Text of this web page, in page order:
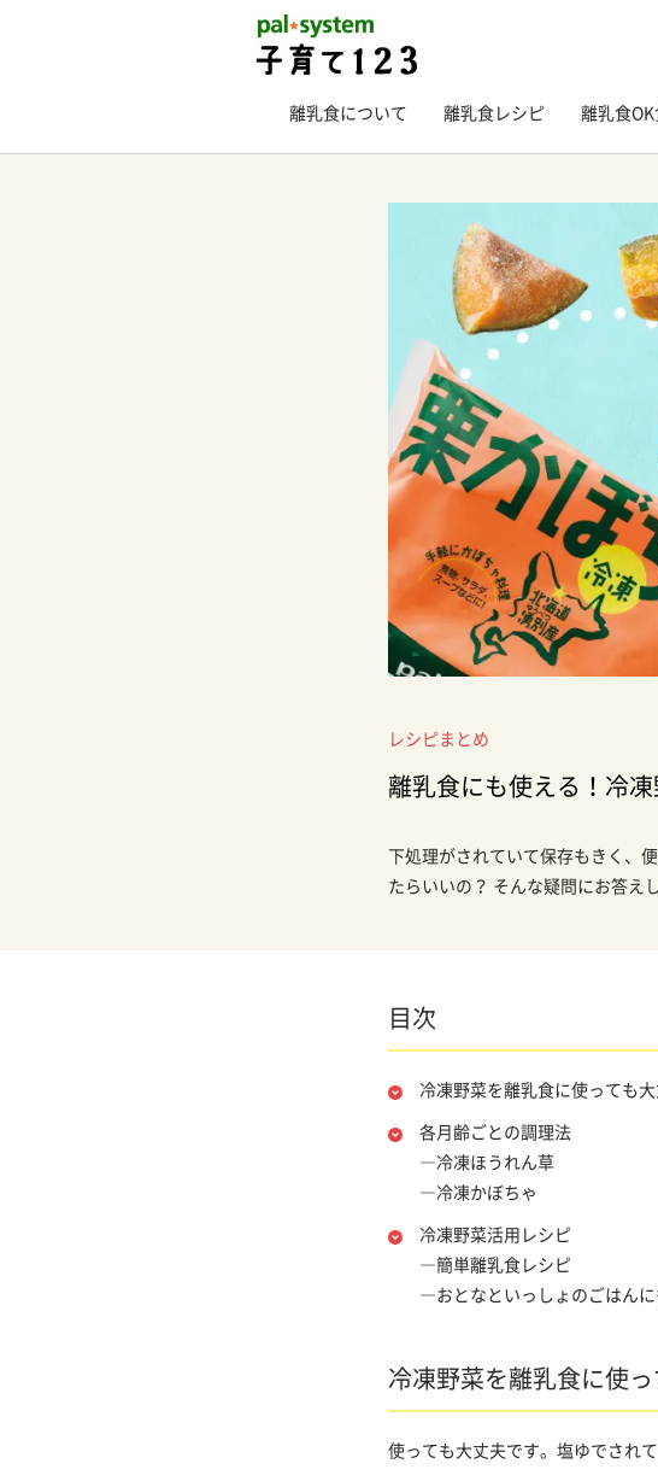
離乳食について 離乳食レシピ 離乳食OK
レシピまとめ
離乳食にも使える！冷
下処理がされていて保存もきく、
たらいいの？ そんな疑問にお答え
目次
冷凍野菜を離乳食に使っても大
各月齢ごとの調理法
―冷凍ほうれん草
―冷凍かぼちゃ
冷凍野菜活用レシピ
―簡単離乳食レシピ
―おとなといっしょのごはんに
冷凍野菜を離乳食に使っ
使っても大丈夫です。塩ゆでされ